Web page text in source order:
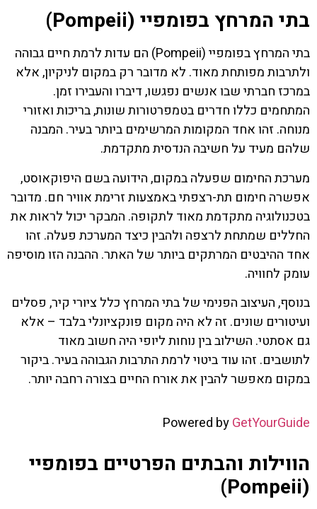
בתי המרחץ בפומפיי (Pompeii)
בתי המרחץ בפומפיי (Pompeii) הם עדות לרמת חיים גבוהה
ולתרבות מפותחת מאוד. לא מדובר רק במקום לניקיון, אלא
במרכז חברתי שבו אנשים נפגשו, דיברו והעבירו זמן.
המתחמים כללו חדרים בטמפרטורות שונות, בריכות ואזורי
מנוחה. זהו אחד המקומות המרשימים ביותר בעיר. המבנה
שלהם מעיד על חשיבה הנדסית מתקדמת.
מערכת החימום שפעלה במקום, הידועה בשם היפוקאוסט,
אפשרה חימום תת-רצפתי באמצעות זרימת אוויר חם. מדובר
בטכנולוגיה מתקדמת מאוד לתקופה. המבקר יכול לראות את
החללים שמתחת לרצפה ולהבין כיצד המערכת פעלה. זהו
אחד ההיבטים המרתקים ביותר של האתר. ההבנה הזו מוסיפה
עומק לחוויה.
בנוסף, העיצוב הפנימי של בתי המרחץ כלל ציורי קיר, פסלים
ועיטורים שונים. זה לא היה מקום פונקציונלי בלבד – אלא
גם אסתטי. השילוב בין נוחות ליופי היה חשוב מאוד
לתושבים. זהו עוד ביטוי לרמת התרבות הגבוהה בעיר. ביקור
במקום מאפשר להבין את אורח החיים בצורה רחבה יותר.
Powered byGetYourGuide
הווילות והבתים הפרטיים בפומפיי
(Pompeii)